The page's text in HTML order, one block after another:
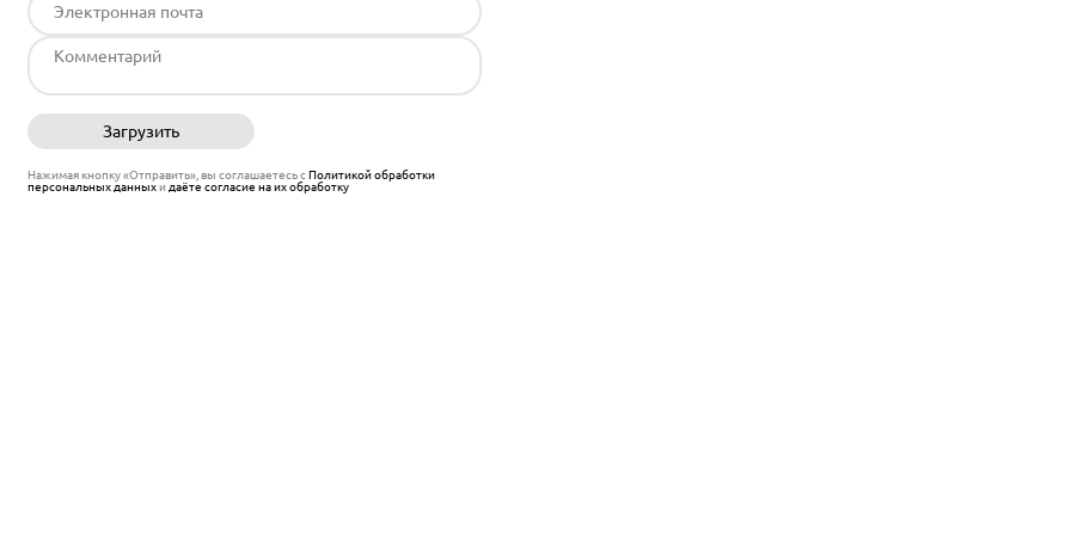
Загрузить
Нажимая кнопку «Отправить», вы соглашаетесь сПолитикой обработки
персональных данныхи даёте согласие на их обработку